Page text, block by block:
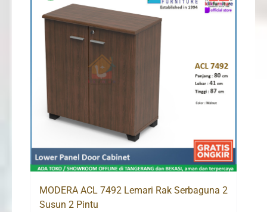
MODERA ACL 7492 Lemari Rak Serbaguna 2
Susun 2 Pintu